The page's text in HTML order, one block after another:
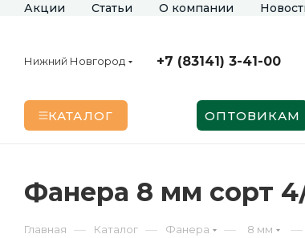
Акции Статьи О компании
Нижний Новгород +7 (83141) 3-41-00
КАТАЛОГ ОПТОВИКАМ
Фанера 8 мм сорт
Главная — Каталог — Фанера — 8 мм —